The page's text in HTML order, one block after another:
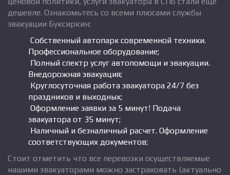
дешевле. Ознакомьтесь со всеми плюсами службы
эвакуации Буксиркин:
Собственный автопарк современной техники.
Профессиональное оборудование;
Полный спектр услуг автопомощи и эвакуации.
Внедорожная эвакуация;
Круглосуточная работа эвакуатора 24/7 без
праздников и выходных;
Оформление заявки за 5 минут! Подача
эвакуатора от 35 минут;
Наличный и безналичный расчет. Оформление
соответствующих документов;
Стоит отметить что все перевозки осуществляемые
нашими эвакуаторами можно застраховать (актуально